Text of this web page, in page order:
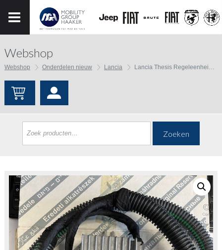
Webshop
Webshop Onderdelen nieuw Lancia Lancia Thesis Regeleenheid voor radiateurventilator
Zoeken